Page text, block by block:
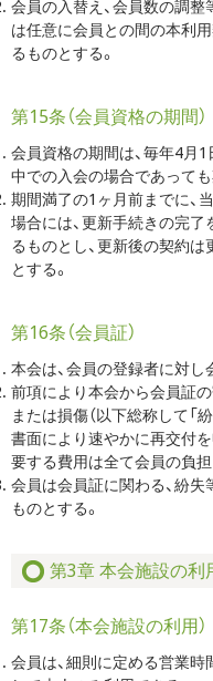
会員の入替え、会員数の調整
は任意に会員との間の本利用
るものとする。
第15条（会員資格の期間）
会員資格の期間は、毎年4月
中での入会の場合であって
期間満了の1ヶ月前までに、
場合には、更新手続きの完
るものとし、更新後の契約
とする。
第16条（会員証）
本会は、会員の登録者に対し
前項により本会から会員証
または損傷（以下総称して「
書面により速やかに再交付
要する費用は全て会員の負担
会員は会員証に関わる、紛失
ものとする。
第3章 本会施設の利
第17条（本会施設の利用）
会員は、細則に定める営業時